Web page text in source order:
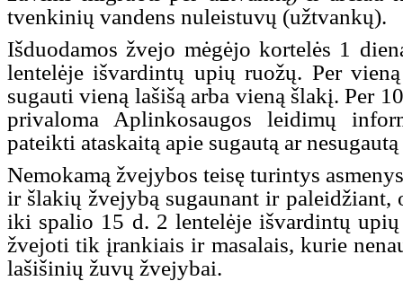
tvenkinių vandens nuleistuvų (užtvankų).
Išduodamos žvejo mėgėjo kortelės 1
lentelėje išvardintų upių ruožų. Per
sugauti vieną lašišą arba vieną šlakį. Per
privaloma Aplinkosaugos leidimų
pateikti ataskaitą apie sugautą ar
Nemokamą žvejybos teisę turintys
ir šlakių žvejybą sugaunant ir paleidžiant,
iki spalio 15 d. 2 lentelėje išvardintų
žvejoti tik įrankiais ir masalais, kurie
lašišinių žuvų žvejybai.